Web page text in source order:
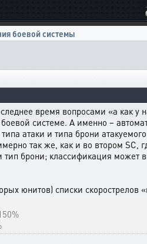
боевой системы
время вопросами «а как
системе. А именно –
типа атаки и типа брони
так же, как и во втором SC,
тип брони; классификация может
юнитов) списки